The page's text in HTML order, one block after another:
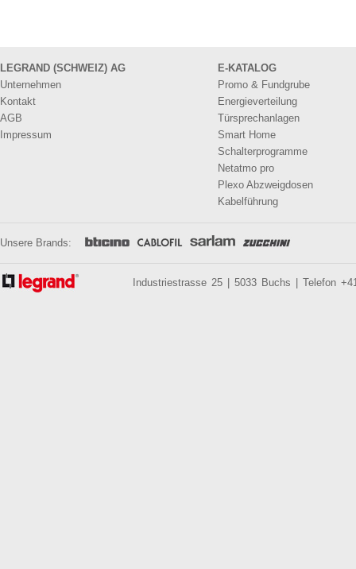
LEGRAND (SCHWEIZ) AG
Unternehmen
Kontakt
AGB
Impressum
E-KATALOG
Promo & Fundgrube
Energieverteilung
Türsprechanlagen
Smart Home
Schalterprogramme
Netatmo pro
Plexo Abzweigdosen
Kabelführung
Unsere Brands:
Industriestrasse 25 | 5033 Buchs | Telefon